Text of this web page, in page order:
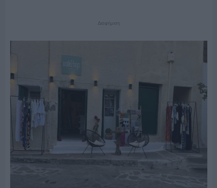
Διαφήμιση